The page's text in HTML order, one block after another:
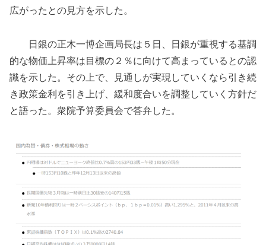
広がったとの見方を示した。
日銀の正木一博企画局長は５日、日銀が重視する基調
的な物価上昇率は目標の２％に向けて高まっているとの認
識を示した。その上で、見通しが実現していくなら引き続
き政策金利を引き上げ、緩和度合いを調整していく方針だ
と語った。衆院予算委員会で答弁した。